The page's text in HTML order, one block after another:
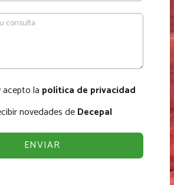
acepto la política de privacidad
novedades deDecepal